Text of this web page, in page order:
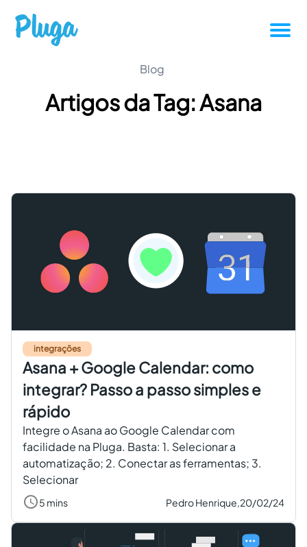
Tutoriais
Produtividade
Entrar
PT
Blog
Artigos da Tag: Asana
integrações
Asana + Google Calendar: como
integrar? Passo a passo simples e
rápido
Integre o Asana ao Google Calendar com
facilidade na Pluga. Basta: 1. Selecionar a
automatização; 2. Conectar as ferramentas; 3.
Selecionar
5 mins Pedro Henrique,20/02/24